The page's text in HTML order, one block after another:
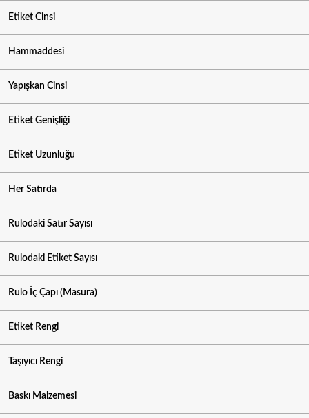
Etiket Cinsi
Hammaddesi
Yapışkan Cinsi
Etiket Genişliği
Etiket Uzunluğu
Her Satırda
Rulodaki Satır Sayısı
Rulodaki Etiket Sayısı
Rulo İç Çapı (Masura)
Etiket Rengi
Taşıyıcı Rengi
Baskı Malzemesi